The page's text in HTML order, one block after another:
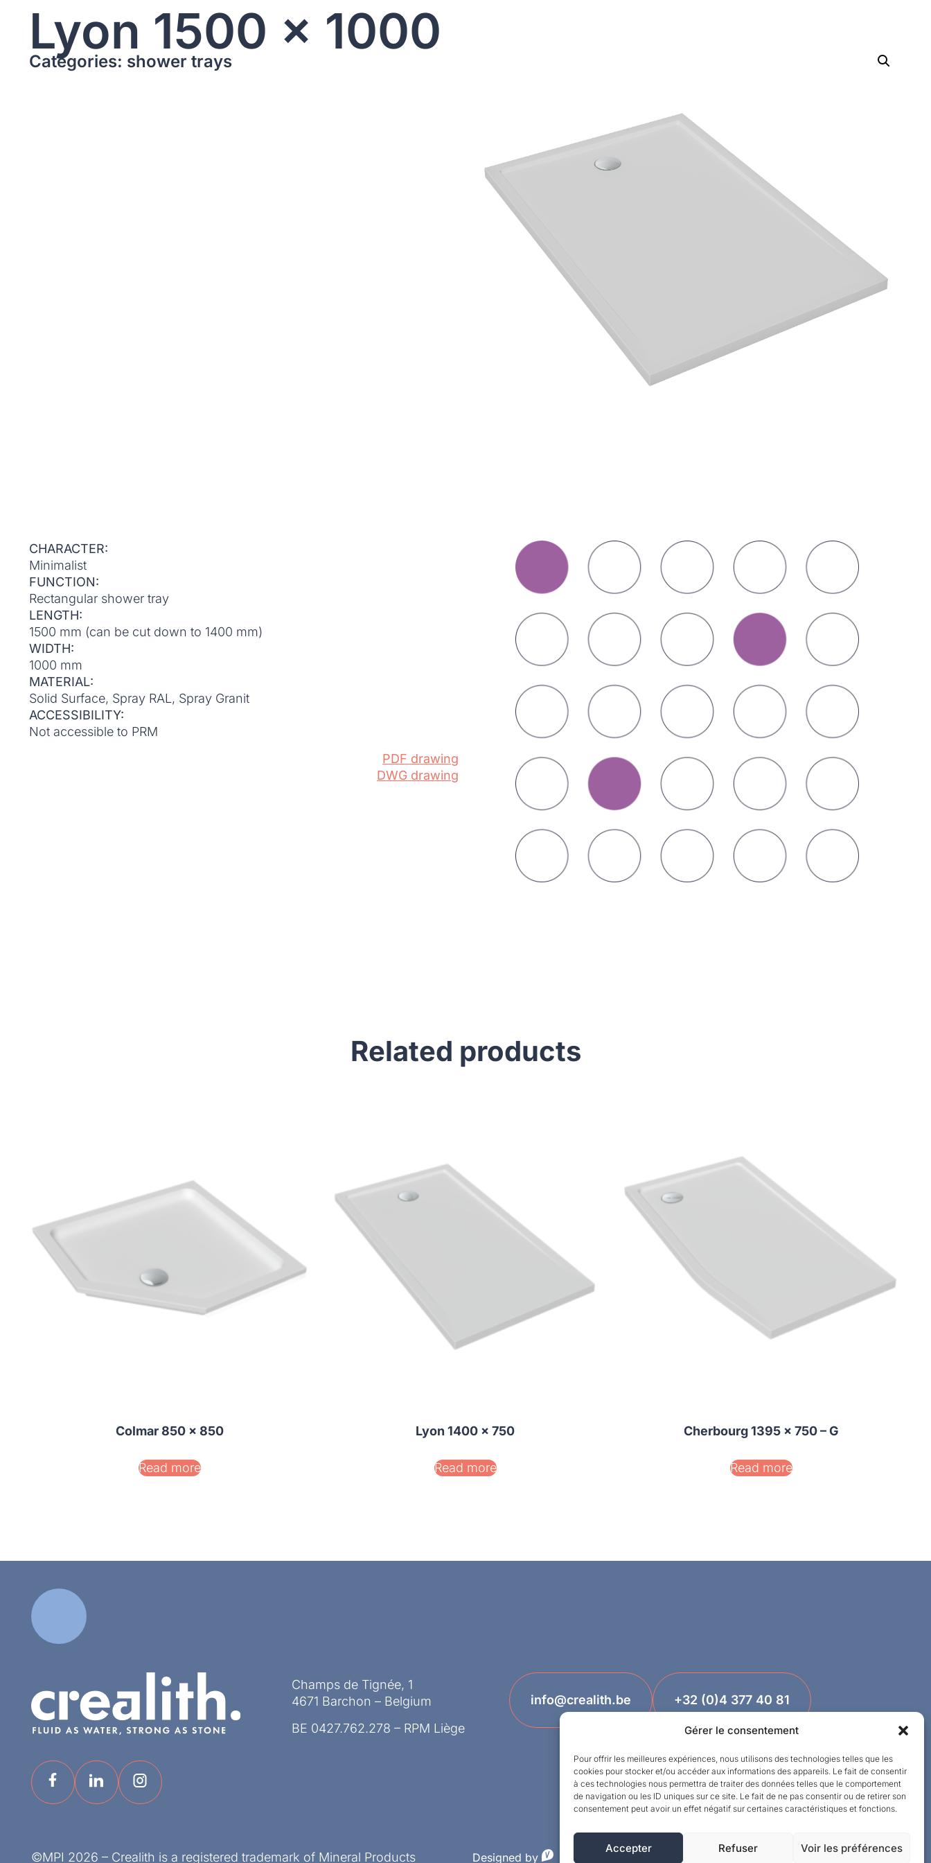
Gérer le consentement
Pour offrir les meilleures expériences, nous utilisons des technologies telles que les
cookies pour stocker et/ou accéder aux informations des appareils. Le fait de consentir
à ces technologies nous permettra de traiter des données telles que le comportement
de navigation ou les ID uniques sur ce site. Le fait de ne pas consentir ou de retirer son
consentement peut avoir un effet négatif sur certaines caractéristiques et fonctions.
Accepter Refuser Voir les préférences
Lyon 1500 x 1000
Categories: shower trays
CHARACTER:
Minimalist
FUNCTION:
Rectangular shower tray
LENGTH:
1500 mm (can be cut down to 1400 mm)
WIDTH:
1000 mm
MATERIAL:
Solid Surface, Spray RAL, Spray Granit
ACCESSIBILITY:
Not accessible to PRM
PDF drawing
DWG drawing
Related products
Colmar 850 x 850
Read more
Lyon 1400 x 750
Read more
Cherbourg 1395 x 750 – G
Read more
Champs de Tignée, 1
4671 Barchon – Belgium
BE 0427.762.278 – RPM Liège
info@crealith.be +32 (0)4 377 40 81
©MPI 2026 – Crealith is a registered trademark of Mineral Products Designed by